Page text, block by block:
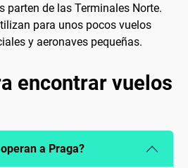
parten de las Terminales Norte.
para unos pocos vuelos
y aeronaves pequeñas.
encontrar vuelos
a Praga?